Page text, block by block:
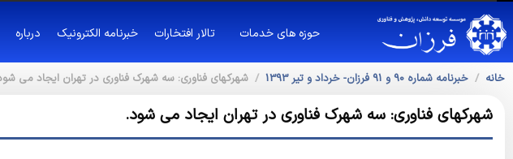
حوزه های خدمات تالار افتخارات خبرنامه الکترونیک درباره
خانه خبرنامه شماره 90 و 91 فرزان- خرداد و تیر 1393 شهرکهای فناوری: سه شهرک فناوری در تهران ایجاد می
شهرکهای فناوری: سه شهرک فناوری در تهران ایجاد می شود.